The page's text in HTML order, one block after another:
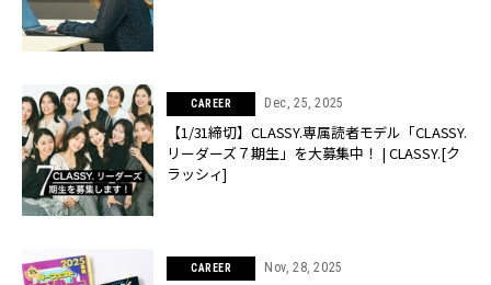
CAREER Dec, 25, 2025
【1/31締切】CLASSY.専属読者モデル「CLASSY.
リーダーズ７期生」を大募集中！ | CLASSY.[ク
ラッシィ]
CAREER Nov, 28, 2025